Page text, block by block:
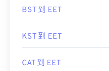
BST 到 EET
KST 到 EET
CAT 到 EET